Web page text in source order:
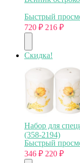
Быстрый
720 ₽ 216 ₽
Скидка!
Набор для
(358-2194)
Быстрый
346 ₽ 220 ₽